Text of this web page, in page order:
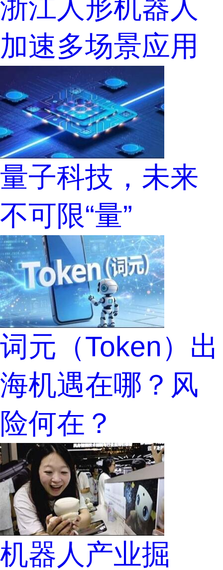
浙江人形机器人
加速多场景应用
量子科技，未来
不可限“量”
词元（Token）出
海机遇在哪？风
险何在？
机器人产业掘